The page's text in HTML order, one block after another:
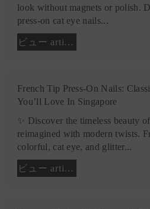
look without magnets or polish.
press-on cat eye nails...
ビュー article
French Tip Press-On Nails:
You’ll Love In Singapore
✨ Discover the timeless beauty
reimagined with modern twists.
colorful, cat eye, and glitter...
ビュー article